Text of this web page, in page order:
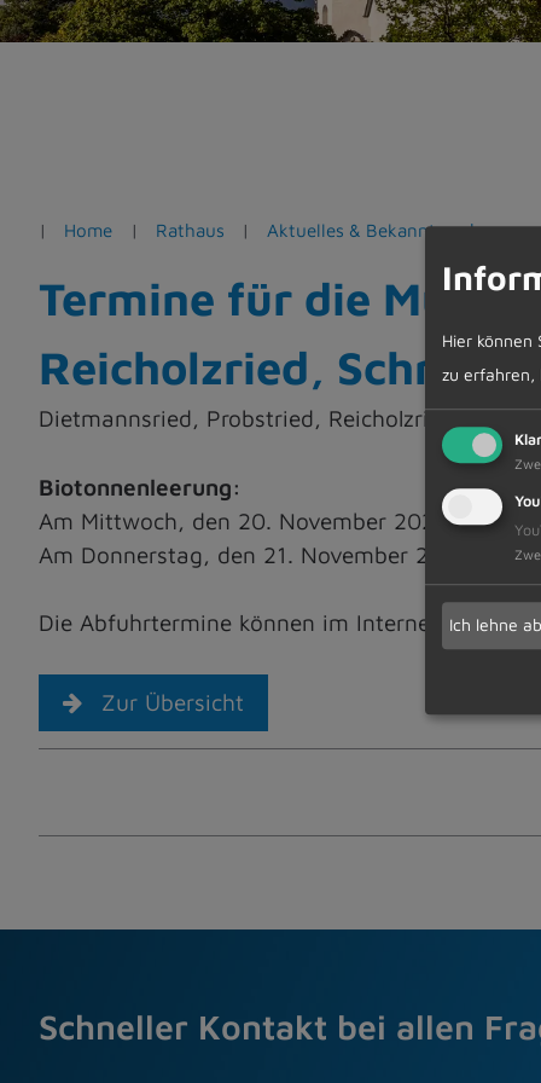
e
n
Home Rathaus Aktuelles & Bekanntmachungen
Termine für die
Reicholzried,
Dietmannsried, Probstried, Reicholzried,
Biotonnenleerung:
Am Mittwoch, den 20. November 2024 in
Am Donnerstag, den 21. November 2024, in
Die Abfuhrtermine können im Internet unter
Zur Übersicht
Schneller Kontakt bei allen
Hier können
zu erfahren,
Ich lehne ab